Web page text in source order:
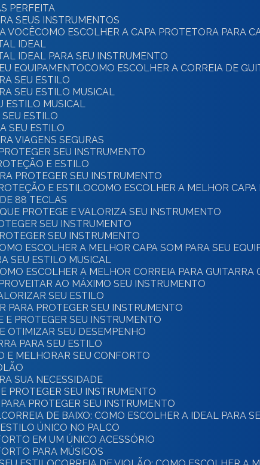
PERFEITA
SEUS INSTRUMENTOS
VOCÊ
COMO ESCOLHER A CAPA PROTETORA PARA
IDEAL
IDEAL PARA SEU INSTRUMENTO
EQUIPAMENTO
COMO ESCOLHER A CORREIA DE
SEU ESTILO
SEU ESTILO MUSICAL
ESTILO MUSICAL
SEU ESTILO
SEU ESTILO
VIAGENS SEGURAS
SEU INSTRUMENTO
E ESTILO
PROTEGER SEU INSTRUMENTO
E ESTILO
COMO ESCOLHER A MELHOR
88 TECLAS
PROTEGE E VALORIZA SEU INSTRUMENTO
SEU INSTRUMENTO
SEU INSTRUMENTO
COMO ESCOLHER A MELHOR CAPA SOM PARA SEU
SEU ESTILO MUSICAL
COMO ESCOLHER A MELHOR CORREIA PARA GUITARRA
AO MÁXIMO SEU INSTRUMENTO
SEU ESTILO
PARA PROTEGER SEU INSTRUMENTO
E PROTEGER SEU INSTRUMENTO
OTIMIZAR SEU DESEMPENHO
PARA SEU ESTILO
E MELHORAR SEU CONFORTO
SUA NECESSIDADE
PROTEGER SEU INSTRUMENTO
PROTEGER SEU INSTRUMENTO
CORREIA DE BAIXO: COMO ESCOLHER A IDEAL PARA
ÚNICO NO PALCO
EM UM ÚNICO ACESSÓRIO
PARA MÚSICOS